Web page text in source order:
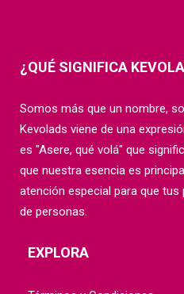
¿QUÉ SIGNIFICA
Somos más que un nombre,
Kevolads viene de una
es "Asere, qué volá" que
que nuestra esencia es
atención especial para que
de personas.
EXPLORA